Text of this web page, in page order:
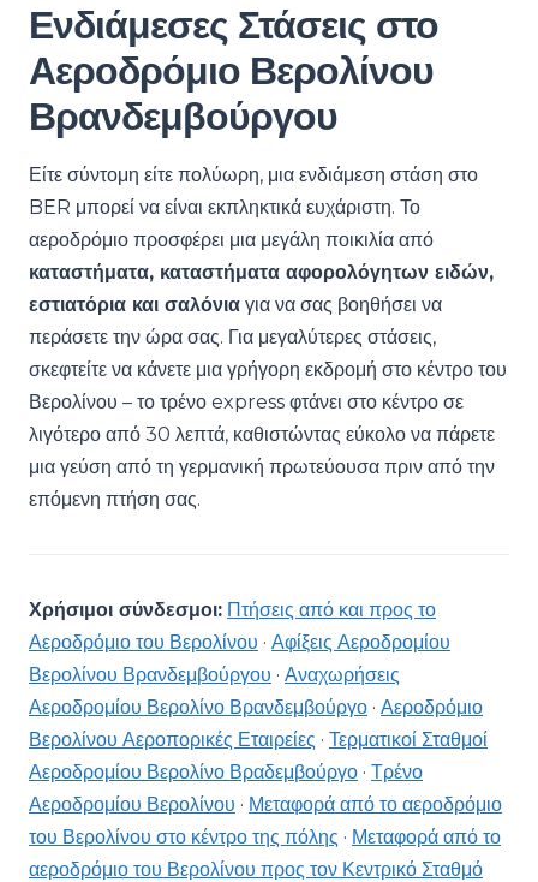
Ενδιάμεσες Στάσεις στο
Αεροδρόμιο Βερολίνου
Βρανδεμβούργου
Είτε σύντομη είτε πολύωρη, μια ενδιάμεση στάση στο
BER μπορεί να είναι εκπληκτικά ευχάριστη. Το
αεροδρόμιο προσφέρει μια μεγάλη ποικιλία από
καταστήματα, καταστήματα αφορολόγητων ειδών,
εστιατόρια και σαλόνια για να σας βοηθήσει να
περάσετε την ώρα σας. Για μεγαλύτερες στάσεις,
σκεφτείτε να κάνετε μια γρήγορη εκδρομή στο κέντρο του
Βερολίνου – το τρένο express φτάνει στο κέντρο σε
λιγότερο από 30 λεπτά, καθιστώντας εύκολο να πάρετε
μια γεύση από τη γερμανική πρωτεύουσα πριν από την
επόμενη πτήση σας.
Χρήσιμοι σύνδεσμοι: Πτήσεις από και προς το
Αεροδρόμιο του Βερολίνου · Αφίξεις Αεροδρομίου
Βερολίνου Βρανδεμβούργου · Αναχωρήσεις
Αεροδρομίου Βερολίνο Βρανδεμβούργο · Αεροδρόμιο
Βερολίνου Αεροπορικές Εταιρείες · Τερματικοί Σταθμοί
Αεροδρομίου Βερολίνο Βραδεμβούργο · Τρένο
Αεροδρομίου Βερολίνου · Μεταφορά από το αεροδρόμιο
του Βερολίνου στο κέντρο της πόλης · Μεταφορά από το
αεροδρόμιο του Βερολίνου προς τον Κεντρικό Σταθμό